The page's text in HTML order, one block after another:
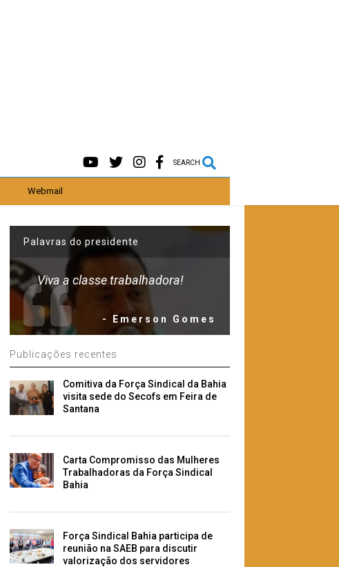
SEARCH
Webmail
Palavras do presidente
Viva a classe trabalhadora!
- Emerson Gomes
Publicações recentes
Comitiva da Força Sindical da Bahia
visita sede do Secofs em Feira de
Santana
Carta Compromisso das Mulheres
Trabalhadoras da Força Sindical
Bahia
Força Sindical Bahia participa de
reunião na SAEB para discutir
valorização dos servidores